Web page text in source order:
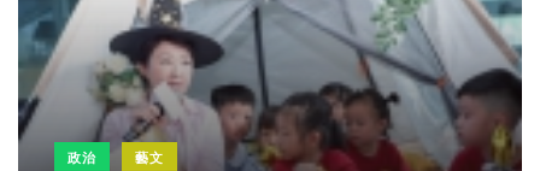
政治 藝文